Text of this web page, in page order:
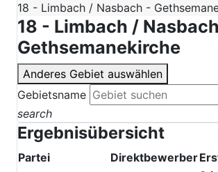
18 - Limbach / Nasbach -
18 - Limbach /
Gethsemanekirche
Anderes Gebiet auswählen
Gebietsname
search
Ergebnisübersicht
Partei Direktbewerber